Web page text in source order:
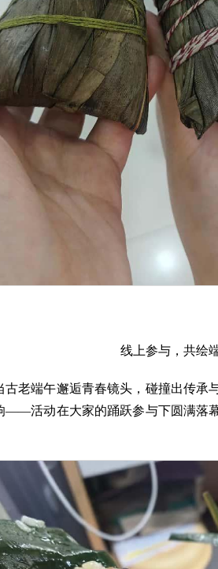
线上参与，共绘
老端午邂逅青春镜头，碰撞出传承
——活动在大家的踊跃参与下圆满落